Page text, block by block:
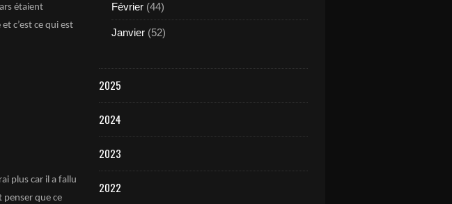
étaient
c’est ce qui est
plus car il a fallu
penser que ce
Février (44)
Janvier (52)
2025
2024
2023
2022